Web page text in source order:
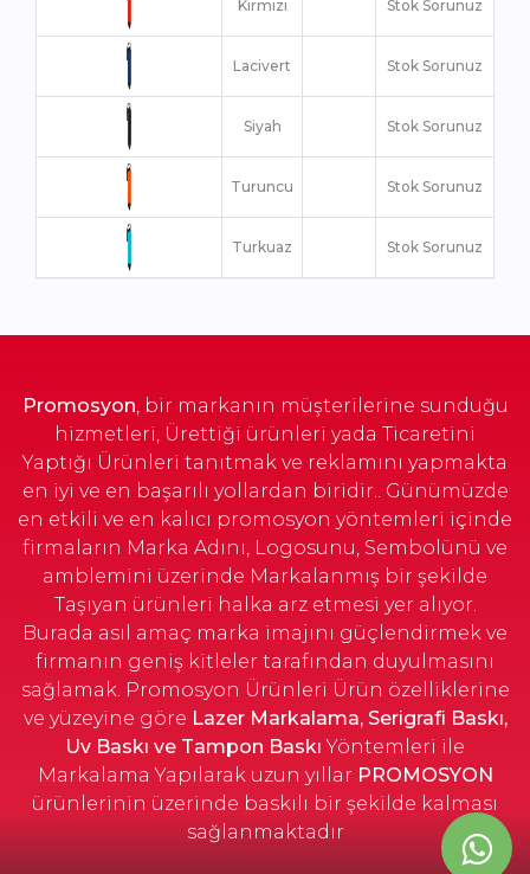
Kırmızı Stok Sorunuz
Lacivert Stok Sorunuz
Siyah Stok Sorunuz
Turuncu Stok Sorunuz
Turkuaz Stok Sorunuz
Promosyon, bir markanın müşterilerine sunduğu
hizmetleri, Ürettiği ürünleri yada Ticaretini
Yaptığı Ürünleri tanıtmak ve reklamını yapmakta
en iyi ve en başarılı yollardan biridir.. Günümüzde
en etkili ve en kalıcı promosyon yöntemleri içinde
firmaların Marka Adını, Logosunu, Sembolünü ve
amblemini üzerinde Markalanmış bir şekilde
Taşıyan ürünleri halka arz etmesi yer alıyor.
Burada asıl amaç marka imajını güçlendirmek ve
firmanın geniş kitleler tarafından duyulmasını
sağlamak. Promosyon Ürünleri Ürün özelliklerine
ve yüzeyine göre Lazer Markalama, Serigrafi Baskı,
Uv Baskı ve Tampon Baskı Yöntemleri ile
Markalama Yapılarak uzun yıllar PROMOSYON
ürünlerinin üzerinde baskılı bir şekilde kalması
sağlanmaktadır